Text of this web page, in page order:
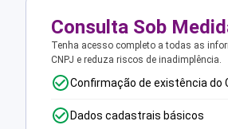
Consulta Sob
Tenha acesso completo a todas as
CNPJ e reduza riscos de inadimplência.
Confirmação de existência do
Dados cadastrais básicos